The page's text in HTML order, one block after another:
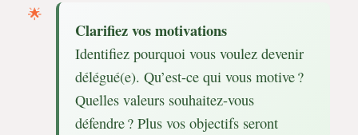
Clarifiez vos motivations
Identifiez pourquoi vous voulez devenir
délégué(e). Qu’est-ce qui vous motive ?
Quelles valeurs souhaitez-vous
défendre ? Plus vos objectifs seront